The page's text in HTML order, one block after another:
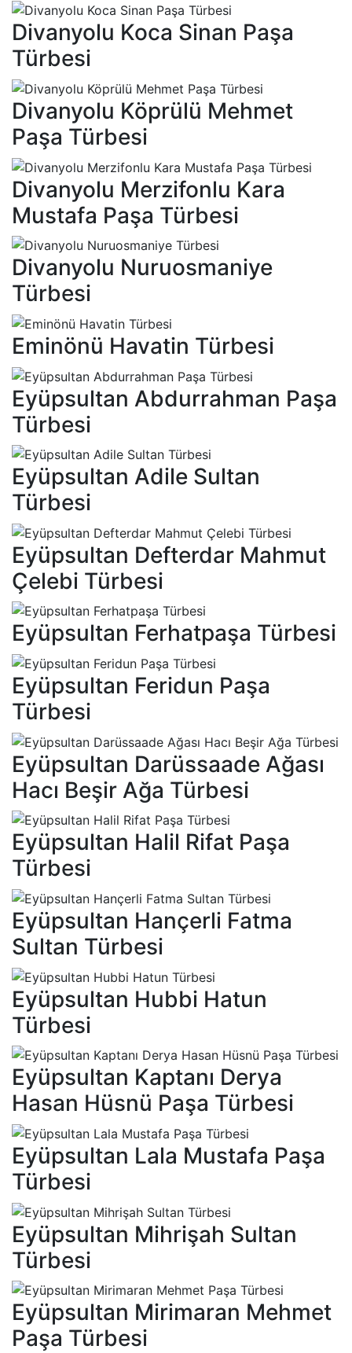
Divanyolu Koca Sinan Paşa
Türbesi
Divanyolu Köprülü Mehmet
Paşa Türbesi
Divanyolu Merzifonlu Kara
Mustafa Paşa Türbesi
Divanyolu Nuruosmaniye
Türbesi
Eminönü Havatin Türbesi
Eyüpsultan Abdurrahman Paşa
Türbesi
Eyüpsultan Adile Sultan
Türbesi
Eyüpsultan Defterdar Mahmut
Çelebi Türbesi
Eyüpsultan Ferhatpaşa Türbesi
Eyüpsultan Feridun Paşa
Türbesi
Eyüpsultan Darüssaade Ağası
Hacı Beşir Ağa Türbesi
Eyüpsultan Halil Rifat Paşa
Türbesi
Eyüpsultan Hançerli Fatma
Sultan Türbesi
Eyüpsultan Hubbi Hatun
Türbesi
Eyüpsultan Kaptanı Derya
Hasan Hüsnü Paşa Türbesi
Eyüpsultan Lala Mustafa Paşa
Türbesi
Eyüpsultan Mihrişah Sultan
Türbesi
Eyüpsultan Mirimaran Mehmet
Paşa Türbesi